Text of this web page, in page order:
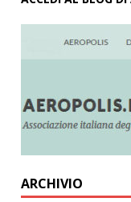
ARCHIVIO